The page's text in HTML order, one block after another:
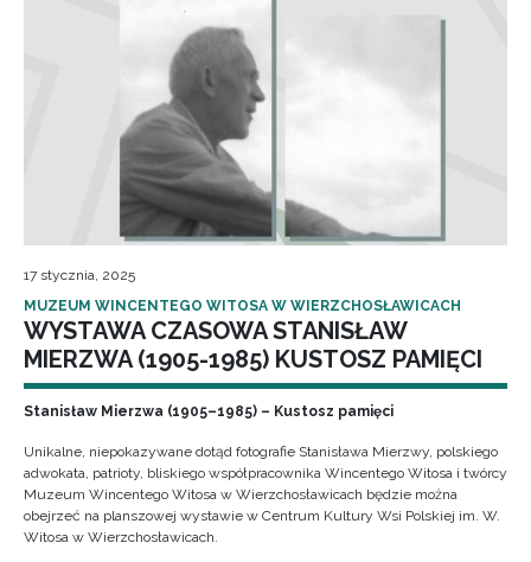
17 stycznia, 2025
MUZEUM WINCENTEGO WITOSA W WIERZCHOSŁAWICACH
WYSTAWA CZASOWA STANISŁAW
MIERZWA (1905-1985) KUSTOSZ PAMIĘCI
Stanisław Mierzwa (1905–1985) – Kustosz pamięci
Unikalne, niepokazywane dotąd fotografie Stanisława Mierzwy, polskiego
adwokata, patrioty, bliskiego współpracownika Wincentego Witosa i twórcy
Muzeum Wincentego Witosa w Wierzchosławicach będzie można
obejrzeć na planszowej wystawie w Centrum Kultury Wsi Polskiej im. W.
Witosa w Wierzchosławicach.